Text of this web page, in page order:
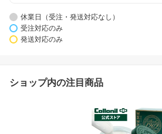
休業日（受注・発送対応なし）
受注対応のみ
発送対応のみ
ショップ内の注目商品